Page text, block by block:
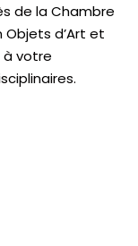
de laChambre
d’Art et
votre